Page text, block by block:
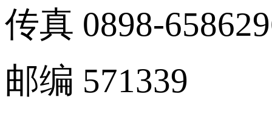
传真 0898-
邮编 571339